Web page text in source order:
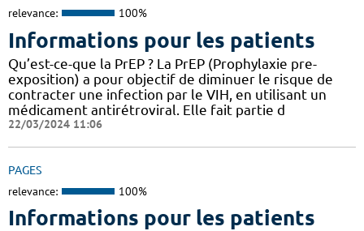
relevance: 100%
Informations pour les patients
Qu’est-ce-que la PrEP ? La PrEP (Prophylaxie pre-
exposition) a pour objectif de diminuer le risque de
contracter une infection par le VIH, en utilisant un
médicament antirétroviral. Elle fait partie d
22/03/2024 11:06
PAGES
relevance: 100%
Informations pour les patients